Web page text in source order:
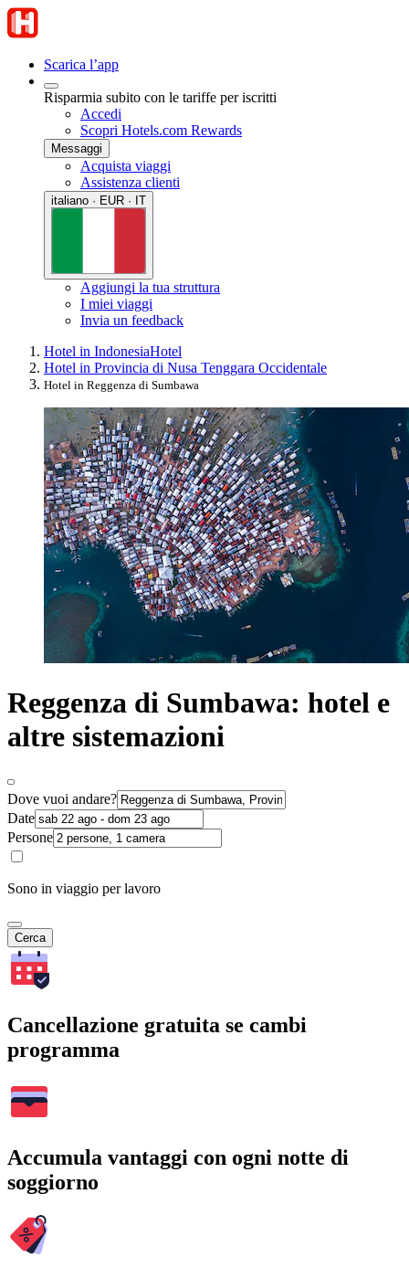
Scarica l’app
Risparmia subito con le tariffe per iscritti
Accedi
Scopri Hotels.com Rewards
Messaggi
Acquista viaggi
Assistenza clienti
italiano · EUR · IT
Aggiungi la tua struttura
I miei viaggi
Invia un feedback
Hotel in IndonesiaHotel
Hotel in Provincia di Nusa Tenggara Occidentale
Hotel in Reggenza di Sumbawa
Reggenza di Sumbawa: hotel e
altre sistemazioni
Dove vuoi andare?
Date
Persone
Sono in viaggio per lavoro
Cerca
Cancellazione gratuita se cambi
programma
Accumula vantaggi con ogni notte di
soggiorno